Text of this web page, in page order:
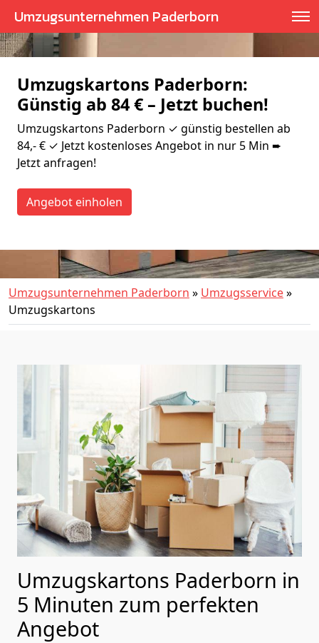
Umzugsunternehmen Paderborn
Umzugskartons Paderborn:
Günstig ab 84 € – Jetzt buchen!
Umzugskartons Paderborn ✓ günstig bestellen ab
84,- € ✓ Jetzt kostenloses Angebot in nur 5 Min ➨
Jetzt anfragen!
Angebot einholen
Umzugsunternehmen Paderborn » Umzugsservice»
Umzugskartons
Umzugskartons Paderborn in
5 Minuten zum perfekten
Angebot